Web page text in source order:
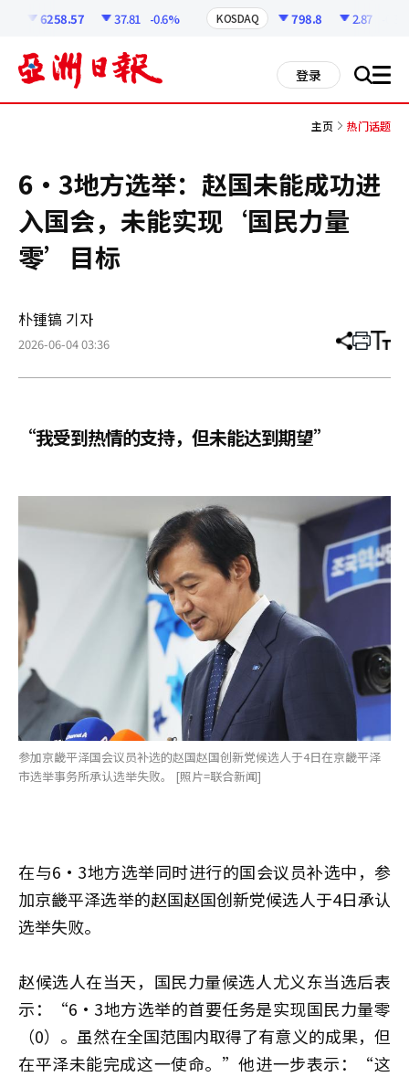
6258.57 37.81 -0.6% KOSDAQ 798.8 2.87
登录 搜 all
主页 热门话题
6·3地方选举：赵国未能成功进
入国会，未能实现‘国民力量
零’目标
朴锺镐 기자
2026-06-04 03:36 分
章
打 调
小
“我受到热情的支持，但未能达到期望”
参加京畿平泽国会议员补选的赵国赵国创新党候选人于4日在京畿平泽
市选举事务所承认选举失败。 [照片=联合新闻]
在与6·3地方选举同时进行的国会议员补选中，参
加京畿平泽选举的赵国赵国创新党候选人于4日承认
选举失败。
赵候选人在当天，国民力量候选人尤义东当选后表
示：“6·3地方选举的首要任务是实现国民力量零
（0）。虽然在全国范围内取得了有意义的成果，但
在平泽未能完成这一使命。”他进一步表示：“这